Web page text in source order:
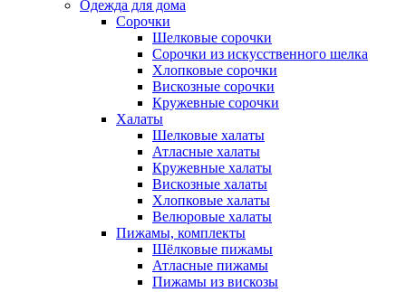
Одежда для дома
Сорочки
Шелковые сорочки
Сорочки из искусственного шелка
Хлопковые сорочки
Вискозные сорочки
Кружевные сорочки
Халаты
Шелковые халаты
Атласные халаты
Кружевные халаты
Вискозные халаты
Хлопковые халаты
Велюровые халаты
Пижамы, комплекты
Шёлковые пижамы
Атласные пижамы
Пижамы из вискозы